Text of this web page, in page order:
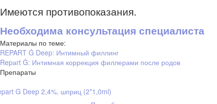
Имеются противопоказания.
Необходима консультация специалиста
Материалы по теме:
REPART Ġ Deep: Интимный филлинг
Repаrt Ġ: Интимная коррекция филлерами после родов
Препараты
G Deep 2,4%, шприц (2*1,0ml)